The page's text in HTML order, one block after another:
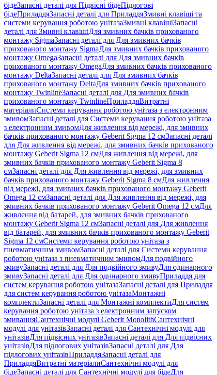
бідеЗапасні деталі для Підвісні бідеПідлогові
бідеПриладдяЗапасні деталі для ПриладдяЗмивні клавіші та
системи керування роботою унітазаЗмивні клавішіЗапасні
деталі для Змивні клавішіДля змивних бачків прихованого
монтажу SigmaЗапасні деталі для Для змивних бачків
прихованого монтажу SigmaДля змивних бачків прихованого
монтажу OmegaЗапасні деталі для Для змивних бачків
прихованого монтажу OmegaДля змивних бачків прихованого
монтажу DeltaЗапасні деталі для Для змивних бачків
прихованого монтажу DeltaДля змивних бачків прихованого
монтажу TwinlineЗапасні деталі для Для змивних бачків
прихованого монтажу TwinlineПриладдяВитратні
матеріалиСистеми керування роботою унітаза з електронним
змивомЗапасні деталі для Системи керування роботою унітаза
з електронним змивомДля живлення від мережі, для змивних
бачків прихованого монтажу Geberit Sigma 12 смЗапасні деталі
для Для живлення від мережі, для змивних бачків прихованого
монтажу Geberit Sigma 12 смДля живлення від мережі, для
змивних бачків прихованого монтажу Geberit Sigma 8
смЗапасні деталі для Для живлення від мережі, для змивних
бачків прихованого монтажу Geberit Sigma 8 смДля живлення
від мережі, для змивних бачків прихованого монтажу Geberit
Omega 12 смЗапасні деталі для Для живлення від мережі, для
змивних бачків прихованого монтажу Geberit Omega 12 смДля
живлення від батарей, для змивних бачків прихованого
монтажу Geberit Sigma 12 смЗапасні деталі для Для живлення
від батарей, для змивних бачків прихованого монтажу Geberit
Sigma 12 смСистеми керування роботою унітаза з
пневматичним змивомЗапасні деталі для Системи керування
роботою унітаза з пневматичним змивомДля подвійного
змивуЗапасні деталі для Для подвійного змивуДля одинарного
змивуЗапасні деталі для Для одинарного змивуПриладдя для
систем керування роботою унітазаЗапасні деталі для Приладдя
для систем керування роботою унітазаМонтажні
комплектиЗапасні деталі для Монтажні комплектиДля систем
керування роботою унітаза з електронним запуском
змиванняСантехнічні модулі Geberit MonolithСантехнічні
модулі для унітазівЗапасні деталі для Сантехнічні модулі для
унітазівДля підвісних унітазівЗапасні деталі для Для підвісних
унітазівДля підлогових унітазівЗапасні деталі для Для
підлогових унітазівПриладдяЗапасні деталі для
ПриладдяВитратні матеріалиСантехнічні модулі для
бідеЗапасні деталі для Сантехнічні модулі для бідеДля